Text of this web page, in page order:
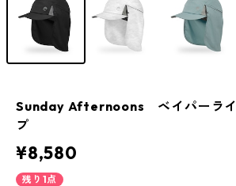
Sunday Afternoons ベイパーライ
プ
¥8,580
残り1点